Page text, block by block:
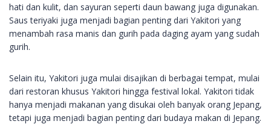
hati dan kulit, dan sayuran seperti daun bawang juga digunakan.
Saus teriyaki juga menjadi bagian penting dari Yakitori yang
menambah rasa manis dan gurih pada daging ayam yang sudah
gurih.
Selain itu, Yakitori juga mulai disajikan di berbagai tempat, mulai
dari restoran khusus Yakitori hingga festival lokal. Yakitori tidak
hanya menjadi makanan yang disukai oleh banyak orang Jepang,
tetapi juga menjadi bagian penting dari budaya makan di Jepang.